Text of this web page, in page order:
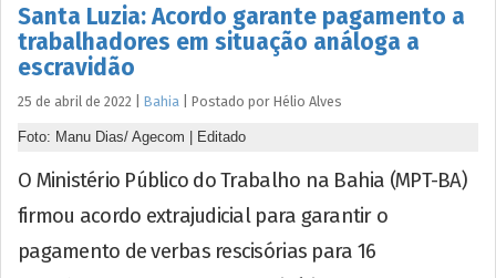
Santa Luzia: Acordo garante pagamento a
trabalhadores em situação análoga a
escravidão
25 de abril de 2022 Bahia Postado por Hélio Alves
Foto: Manu Dias/ Agecom | Editado
O Ministério Público do Trabalho na Bahia (MPT-BA)
firmou acordo extrajudicial para garantir o
pagamento de verbas rescisórias para 16